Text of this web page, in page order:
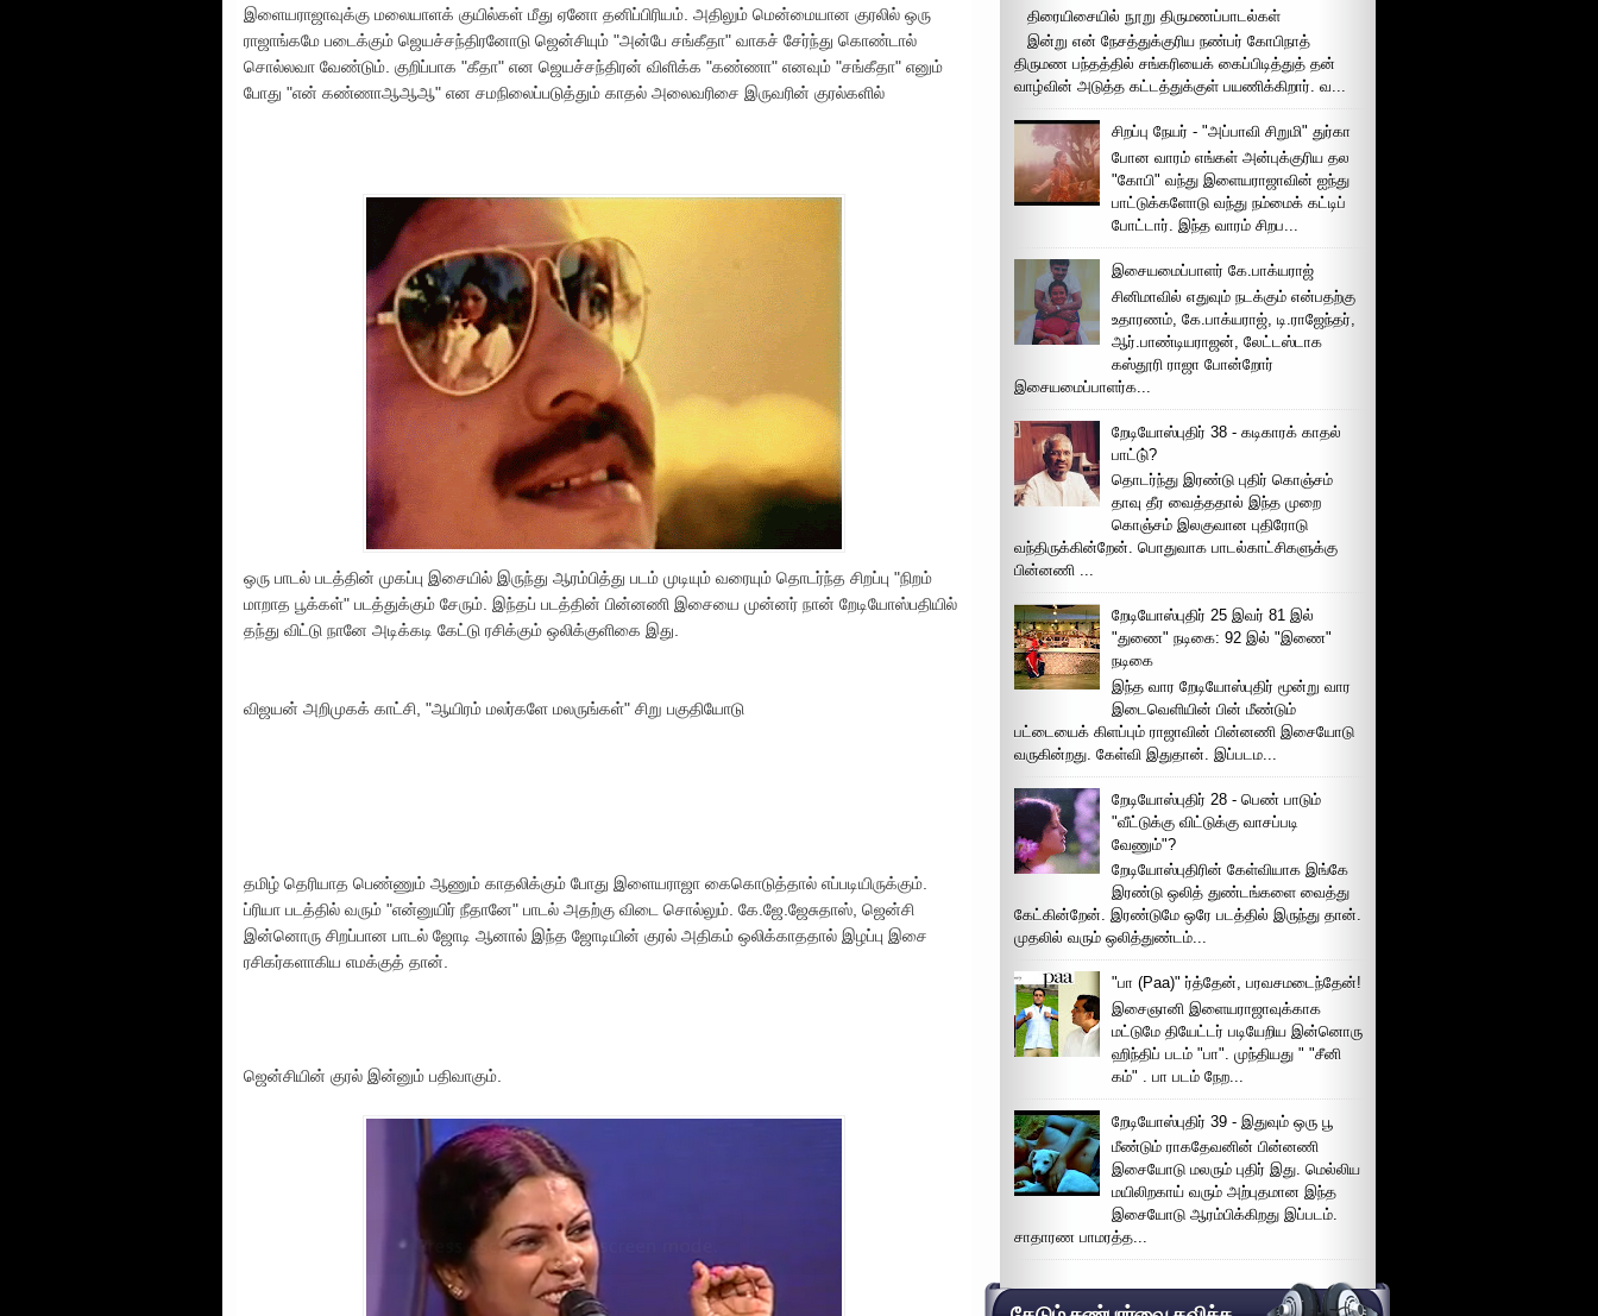
இளையராஜாவுக்கு மலையாளக் குயில்கள் மீது ஏனோ தனிப்பிரியம். அதிலும் மென்மையான குரலில் ஒரு
ராஜாங்கமே படைக்கும் ஜெயச்சந்திரனோடு ஜென்சியும் "அன்பே சங்கீதா" வாகச் சேர்ந்து கொண்டால்
சொல்லவா வேண்டும். குறிப்பாக "கீதா" என ஜெயச்சந்திரன் விளிக்க "கண்ணா" எனவும் "சங்கீதா" எனும்
போது "என் கண்ணாஆஆஆ" என சமநிலைப்படுத்தும் காதல் அலைவரிசை இருவரின் குரல்களில்
ஒரு பாடல் படத்தின் முகப்பு இசையில் இருந்து ஆரம்பித்து படம் முடியும் வரையும் தொடர்ந்த சிறப்பு "நிறம்
மாறாத பூக்கள்" படத்துக்கும் சேரும். இந்தப் படத்தின் பின்னணி இசையை முன்னர் நான் றேடியோஸ்பதியில்
தந்து விட்டு நானே அடிக்கடி கேட்டு ரசிக்கும் ஒலிக்குளிகை இது.
விஜயன் அறிமுகக் காட்சி, "ஆயிரம் மலர்களே மலருங்கள்" சிறு பகுதியோடு
தமிழ் தெரியாத பெண்ணும் ஆணும் காதலிக்கும் போது இளையராஜா கைகொடுத்தால் எப்படியிருக்கும்.
ப்ரியா படத்தில் வரும் "என்னுயிர் நீதானே" பாடல் அதற்கு விடை சொல்லும். கே.ஜே.ஜேசுதாஸ், ஜென்சி
இன்னொரு சிறப்பான பாடல் ஜோடி ஆனால் இந்த ஜோடியின் குரல் அதிகம் ஒலிக்காததால் இழப்பு இசை
ரசிகர்களாகிய எமக்குத் தான்.
ஜென்சியின் குரல் இன்னும் பதிவாகும்.
திரையிசையில் நூறு திருமணப்பாடல்கள்
இன்று என் நேசத்துக்குரிய நண்பர் கோபிநாத்
திருமண பந்தத்தில் சங்கரியைக் கைப்பிடித்துத் தன்
வாழ்வின் அடுத்த கட்டத்துக்குள் பயணிக்கிறார். வ...
சிறப்பு நேயர் - "அப்பாவி சிறுமி" துர்கா
போன வாரம் எங்கள் அன்புக்குரிய தல
"கோபி" வந்து இளையராஜாவின் ஐந்து
பாட்டுக்களோடு வந்து நம்மைக் கட்டிப்
போட்டார். இந்த வாரம் சிறப...
இசையமைப்பாளர் கே.பாக்யராஜ்
சினிமாவில் எதுவும் நடக்கும் என்பதற்கு
உதாரணம், கே.பாக்யராஜ், டி.ராஜேந்தர்,
ஆர்.பாண்டியராஜன், லேட்டஸ்டாக
கஸ்தூரி ராஜா போன்றோர்
இசையமைப்பாளர்க...
றேடியோஸ்புதிர் 38 - கடிகாரக் காதல்
பாட்டு்?
தொடர்ந்து இரண்டு புதிர் கொஞ்சம்
தாவு தீர வைத்ததால் இந்த முறை
கொஞ்சம் இலகுவான புதிரோடு
வந்திருக்கின்றேன். பொதுவாக பாடல்காட்சிகளுக்கு
பின்னணி ...
றேடியோஸ்புதிர் 25 இவர் 81 இல்
"துணை" நடிகை: 92 இல் "இணை"
நடிகை
இந்த வார றேடியோஸ்புதிர் மூன்று வார
இடைவெளியின் பின் மீண்டும்
பட்டையைக் கிளப்பும் ராஜாவின் பின்னணி இசையோடு
வருகின்றது. கேள்வி இதுதான். இப்படம...
றேடியோஸ்புதிர் 28 - பெண் பாடும்
"வீட்டுக்கு விட்டுக்கு வாசப்படி
வேணும்"?
றேடியோஸ்புதிரின் கேள்வியாக இங்கே
இரண்டு ஒலித் துண்டங்களை வைத்து
கேட்கின்றேன். இரண்டுமே ஒரே படத்தில் இருந்து தான்.
முதலில் வரும் ஒலித்துண்டம்...
"பா (Paa)" ர்த்தேன், பரவசமடைந்தேன்!
இசைஞானி இளையராஜாவுக்காக
மட்டுமே தியேட்டர் படியேறிய இன்னொரு
ஹிந்திப் படம் "பா". முந்தியது " "சீனி
கம்" . பா படம் நேற...
றேடியோஸ்புதிர் 39 - இதுவும் ஒரு பூ
மீண்டும் ராகதேவனின் பின்னணி
இசையோடு மலரும் புதிர் இது. மெல்லிய
மயிலிறகாய் வரும் அற்புதமான இந்த
இசையோடு ஆரம்பிக்கிறது இப்படம்.
சாதாரண பாமரத்த...